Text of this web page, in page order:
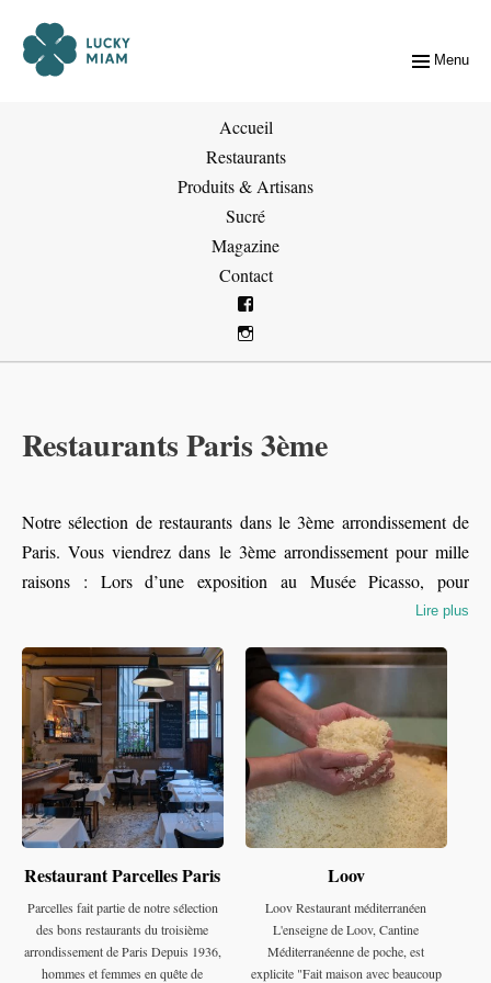
Menu
Accueil
Restaurants
Produits & Artisans
Sucré
Magazine
Contact
Restaurants Paris 3ème
Notre sélection de restaurants dans le 3ème arrondissement de
Paris. Vous viendrez dans le 3ème arrondissement pour mille
raisons : Lors d’une exposition au Musée Picasso, pour
découvrir le Musée des Arts et Métiers ou celui de la Chasse et
est extrêmement vivant. C’est un lieu de rencontres pour de
nombreux parisiens. Il s’y passe toujours quelque chose. Les
cafés, Coffee shop et épiceries ainsi que de plus en plus de
bonnes tables permettent de passer un bon moment. Du carreau
du Temple au marché des Enfants rouges, vous aurez maintes
fois l’occasion d’être attiré par un nouveau restaurant. Pour vous
permettre de découvrir les meilleurs restaurants du troisième
arrondissement en toute confiance, nous partageons nos bonnes
adresses : Nanashi, Carbon, le Café de la Perle, Trois fois plus
de piment etc … Le 3e arrondissement ne laisse pas beaucoup
de places aux espaces verts mais l’ambiance y est douce et
Lire plus
Restaurant Parcelles Paris
Parcelles fait partie de notre sélection
des bons restaurants du troisième
arrondissement de Paris Depuis 1936,
hommes et femmes en quête de
Loov
Loov Restaurant méditerranéen
L'enseigne de Loov, Cantine
Méditerranéenne de poche, est
explicite "Fait maison avec beaucoup